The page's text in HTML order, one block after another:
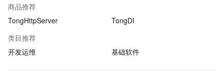
商品推荐
TongHttpServer
TongDI
类目推荐
开发运维
基础软件